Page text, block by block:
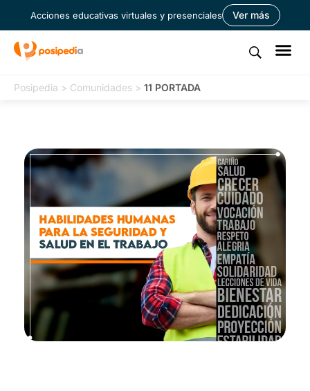
Acciones educativas virtuales y presenciales Ver más
Posipedia > Comunidades > 11 PORTADA